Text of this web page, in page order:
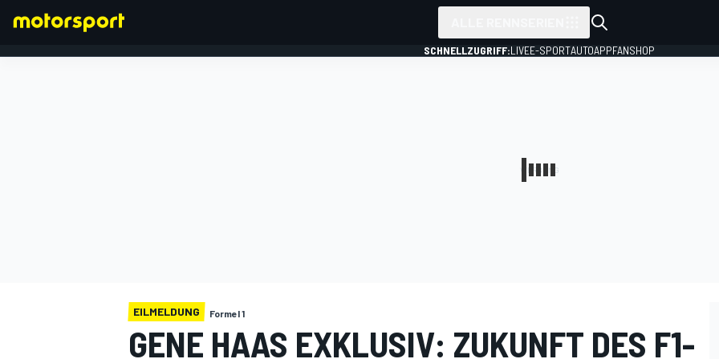
SCHNELLZUGRIFF:LIVEE-SPORTAUTOAPPFANSHOP
EILMELDUNG Formel 1
GENE HAAS EXKLUSIV: ZUKUNFT DES F1-